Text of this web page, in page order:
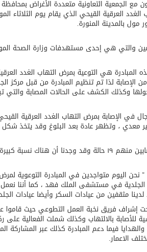
مع الجمعية التعاونية متعددة الأغراض بمحافظة
العرقية القيحي الذي يقام يوم الثلاثاء
والتي هي إحدى مستهدفات وزارة الصحة
هي التوعية بمرض التهاب الغدد
لذا تم تنظيم المبادرة من قبل مركز
في الإصابة بمرض التهاب الغدد العرقية
وهو غير معدي ، وتظهر عادة بعد البلوغ وقد يتخذ
وأضافت مرغلاني “قمنا في هذه المبادرة على الكشف على ٣٢ حالة والمصابين منهم ١٩ حالة وقد وجدنا أن هناك
نحن اليوم متواجدين في المبادرة التوعوية
الجلدية في مستشفى الملك فهد ، كما أننا
مثقفين من عيادات السكر وأيضا عيادات
على ركن تثقيفي تحت إشراف فريق نخبة العمل التطوعي حيث
للأصابة بالالتهاب وكذلك شملت الفعالية على
فيما دعم المبادرة كذلك عبر المشاركة